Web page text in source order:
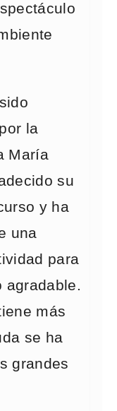
la
María
su
y ha
una
para
agradable.
más
se ha
grandes